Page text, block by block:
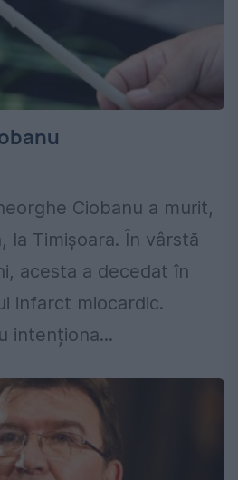
Ciobanu a murit,
la Timișoara. În vârstă
acesta a decedat în
infarct miocardic.
intenționa...